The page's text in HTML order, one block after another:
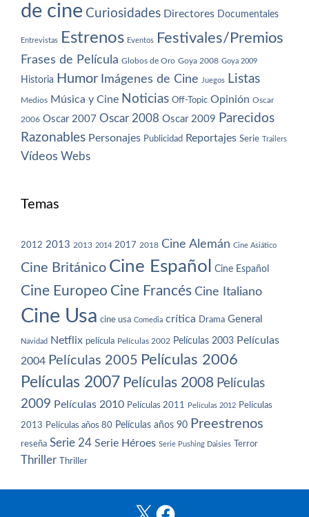
de cine Curiosidades Directores Documentales
Entrevistas Estrenos Eventos Festivales/Premios
Frases de Película Globos de Oro Goya 2008 Goya 2009
Historia Humor Imágenes de Cine Juegos Listas
Medios Música y Cine Noticias Off-Topic Opinión Oscar
2006 Oscar 2007 Oscar 2008 Oscar 2009 Parecidos
Razonables Personajes Publicidad Reportajes Serie Trailers
Vídeos Webs
Temas
2012 2013 2013 2014 2017 2018 Cine Alemán Cine Asiático
Cine Británico Cine Español Cine Español
Cine Europeo Cine Francés Cine Italiano
Cine Usa cine usa Comedia crítica Drama General
Navidad Netflix película Películas 2002 Películas 2003 Películas
2004 Películas 2005 Películas 2006
Películas 2007 Películas 2008 Películas
2009 Películas 2010 Películas 2011 Películas 2012 Películas
2013 Películas años 80 Películas años 90 Preestrenos
reseña Serie 24 Serie Héroes Serie Pushing Daisies Terror
Thriller Thriller
X Facebook